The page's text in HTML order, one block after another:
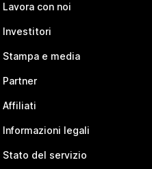
Lavora con noi
Investitori
Stampa e media
Partner
Affiliati
Informazioni legali
Stato del servizio